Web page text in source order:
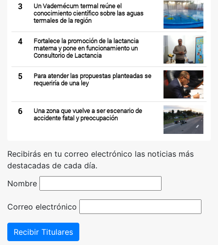
3
Un Vademécum termal reúne el
conocimiento científico sobre las aguas
termales de la región
4
Fortalece la promoción de la lactancia
materna y pone en funcionamiento un
Consultorio de Lactancia
5
Para atender las propuestas planteadas se
requeriría de una ley
6
Una zona que vuelve a ser escenario de
accidente fatal y preocupación
Recibirás en tu correo electrónico las noticias más
destacadas de cada día.
Nombre
Correo electrónico
Recibir Titulares